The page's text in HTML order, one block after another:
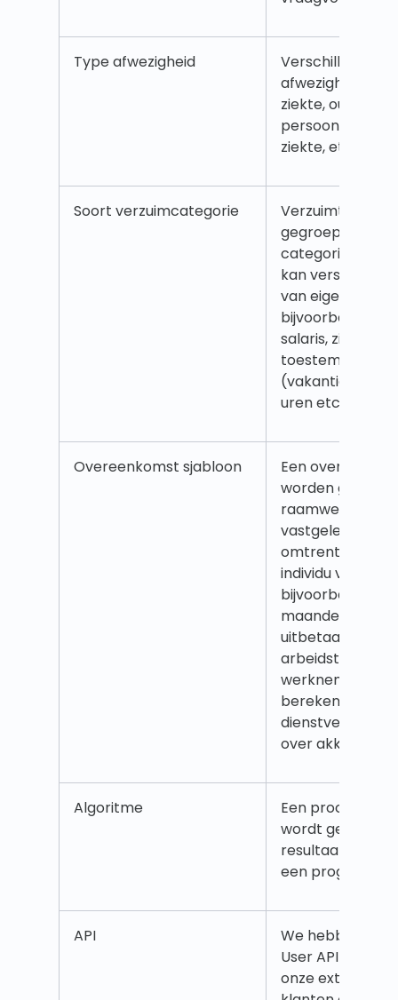
Type afwezigheid
Verschillende
afwezigheden,
ziekte,
persoonlijke
ziekte, etc.
Soort verzuimcategorie
Verzuimtypes
gegroepeerd in
categorieën.
kan
van
bijvoorbeeld op
salaris, ziekte
toestemming,
(vakantie), telt
uren etc.
Overeenkomst sjabloon
Een
worden gezien
raamwerk
vastgelegd
omtrent
individu van
bijvoorbeeld of
maandelijks of
uitbetaald, het
werknemer, de
dienstverband,
over akkoord
Algoritme
Een proces of
wordt gevolgd
resultaat te
een prognose
API
We hebben
User API
onze externe